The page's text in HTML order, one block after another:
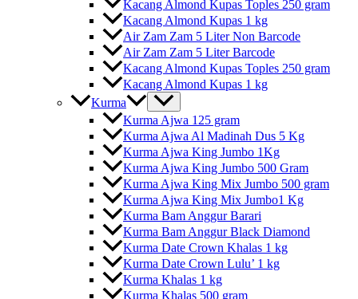
Kacang Almond Kupas Toples 250 gram
Kacang Almond Kupas 1 kg
Air Zam Zam 5 Liter Non Barcode
Air Zam Zam 5 Liter Barcode
Kacang Almond Kupas Toples 250 gram
Kacang Almond Kupas 1 kg
Kurma
Kurma Ajwa 125 gram
Kurma Ajwa Al Madinah Dus 5 Kg
Kurma Ajwa King Jumbo 1Kg
Kurma Ajwa King Jumbo 500 Gram
Kurma Ajwa King Mix Jumbo 500 gram
Kurma Ajwa King Mix Jumbo1 Kg
Kurma Bam Anggur Barari
Kurma Bam Anggur Black Diamond
Kurma Date Crown Khalas 1 kg
Kurma Date Crown Lulu’ 1 kg
Kurma Khalas 1 kg
Kurma Khalas 500 gram